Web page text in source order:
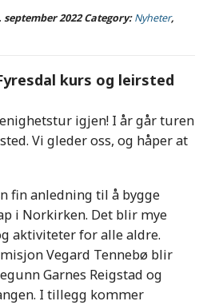
september 2022 Category:Nyheter,
kurs og leirsted
igjen! I år går turen
Vi gleder oss, og håper at
fin anledning til å bygge
i Norkirken. Det blir mye
aktiviteter for alle aldre.
Vegard Tennebø blir
Garnes Reigstad og
I tillegg kommer